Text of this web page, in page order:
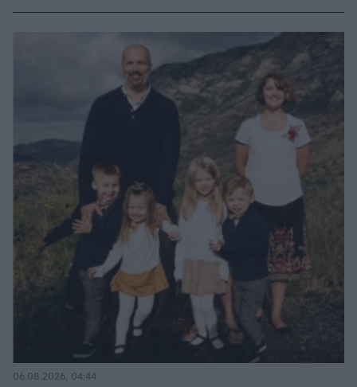
06.08.2026, 04:44